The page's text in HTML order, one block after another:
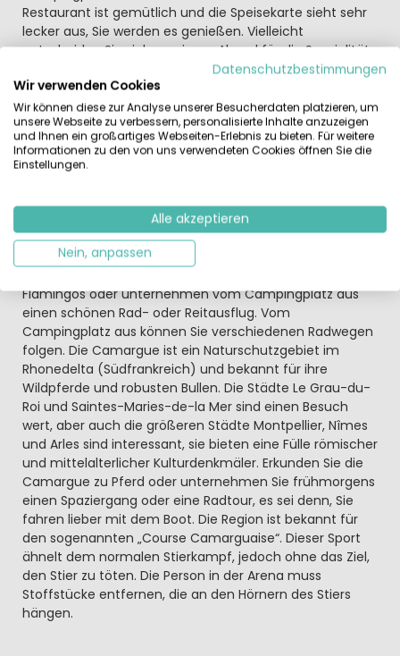
Restaurant ist gemütlich und die Speisekarte sieht sehr
lecker aus, Sie werden es genießen. Vielleicht
entscheiden Sie sich an einem Abend für die Spezialität,
das Tivoli-Fondue, das sehr zu empfehlen ist. Und mit
vollem Bauch gehen Sie zur Bar und heben Ihre Füße
vom Boden ab. Und in den Sommermonaten sorgt das
Animationsteam für unterhaltsame Aktivitäten.
Vielleicht nehmen Sie mit Ihren neuen Freunden an
einem Funsport-Turnier teil. Für die jüngsten Gäste gibt
Kultur, Strand, Natur, Flamingos und Pferde
Die Umgebung des Campingplatzes Les Jardins de Tivoli
ist sehr attraktiv. In der Camargue dreht sich fast alles
Flamingos oder unternehmen vom Campingplatz aus
einen schönen Rad- oder Reitausflug. Vom
Campingplatz aus können Sie verschiedenen Radwegen
folgen. Die Camargue ist ein Naturschutzgebiet im
Rhonedelta (Südfrankreich) und bekannt für ihre
Wildpferde und robusten Bullen. Die Städte Le Grau-du-
Roi und Saintes-Maries-de-la Mer sind einen Besuch
wert, aber auch die größeren Städte Montpellier, Nîmes
und Arles sind interessant, sie bieten eine Fülle römischer
und mittelalterlicher Kulturdenkmäler. Erkunden Sie die
Camargue zu Pferd oder unternehmen Sie frühmorgens
einen Spaziergang oder eine Radtour, es sei denn, Sie
fahren lieber mit dem Boot. Die Region ist bekannt für
den sogenannten „Course Camarguaise“. Dieser Sport
ähnelt dem normalen Stierkampf, jedoch ohne das Ziel,
den Stier zu töten. Die Person in der Arena muss
Stoffstücke entfernen, die an den Hörnern des Stiers
hängen.
Datenschutzbestimmungen
Wir verwenden Cookies
Wir können diese zur Analyse unserer Besucherdaten platzieren, um
unsere Webseite zu verbessern, personalisierte Inhalte anzuzeigen
und Ihnen ein großartiges Webseiten-Erlebnis zu bieten. Für weitere
Informationen zu den von uns verwendeten Cookies öffnen Sie die
Einstellungen.
Alle akzeptieren
Nein, anpassen